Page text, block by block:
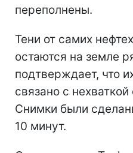
переполнены.
Тени от самих
остаются на земле
подтверждает, что
связано с
Снимки были
10 минут.